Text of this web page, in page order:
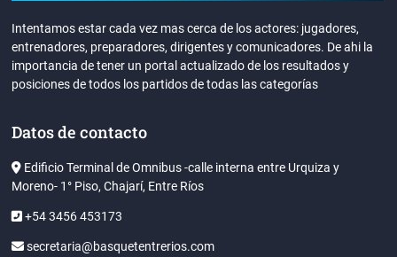
Intentamos estar cada vez mas cerca de los actores: jugadores,
entrenadores, preparadores, dirigentes y comunicadores. De ahi la
importancia de tener un portal actualizado de los resultados y
posiciones de todos los partidos de todas las categorías
Datos de contacto
Edificio Terminal de Omnibus -calle interna entre Urquiza y
Moreno- 1° Piso, Chajarí, Entre Ríos
+54 3456 453173
secretaria@basquetentrerios.com